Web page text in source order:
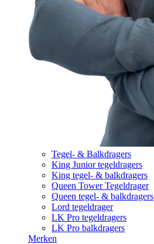
Tegel- & Balkdragers
King Junior tegeldragers
King tegel- & balkdragers
Queen Tower Tegeldrager
Queen tegel- & balkdragers
Lord tegeldrager
LK Pro tegeldragers
LK Pro balkdragers
Merken